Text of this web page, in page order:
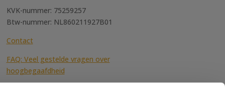
KVK-nummer: 75259257
Btw-nummer: NL860211927B01
Contact
FAQ: Veel gestelde vragen over
hoogbegaafdheid